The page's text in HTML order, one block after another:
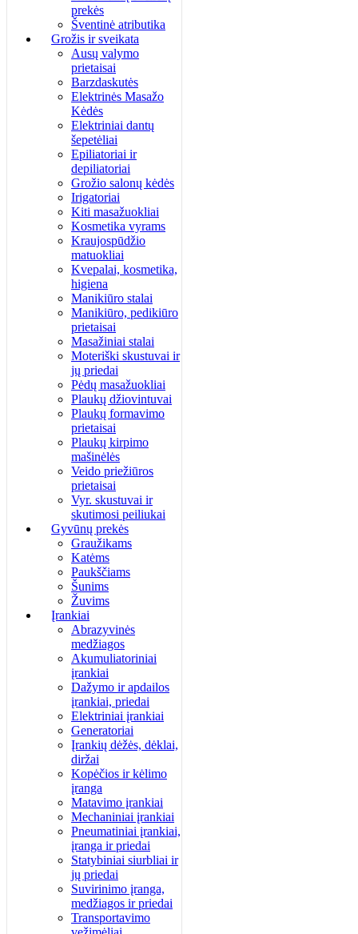
prekės
Šventinė atributika
Grožis ir sveikata
Ausų valymo
prietaisai
Barzdaskutės
Elektrinės Masažo
Kėdės
Elektriniai dantų
šepetėliai
Epiliatoriai ir
depiliatoriai
Grožio salonų kėdės
Irigatoriai
Kiti masažuokliai
Kosmetika vyrams
Kraujospūdžio
matuokliai
Kvepalai, kosmetika,
higiena
Manikiūro stalai
Manikiūro, pedikiūro
prietaisai
Masažiniai stalai
Moteriški skustuvai ir
jų priedai
Pėdų masažuokliai
Plaukų džiovintuvai
Plaukų formavimo
prietaisai
Plaukų kirpimo
mašinėlės
Veido priežiūros
prietaisai
Vyr. skustuvai ir
skutimosi peiliukai
Gyvūnų prekės
Graužikams
Katėms
Paukščiams
Šunims
Žuvims
Įrankiai
Abrazyvinės
medžiagos
Akumuliatoriniai
įrankiai
Dažymo ir apdailos
įrankiai, priedai
Elektriniai įrankiai
Generatoriai
Įrankių dėžės, dėklai,
diržai
Kopėčios ir kėlimo
įranga
Matavimo įrankiai
Mechaniniai įrankiai
Pneumatiniai įrankiai,
įranga ir priedai
Statybiniai siurbliai ir
jų priedai
Suvirinimo įranga,
medžiagos ir priedai
Transportavimo